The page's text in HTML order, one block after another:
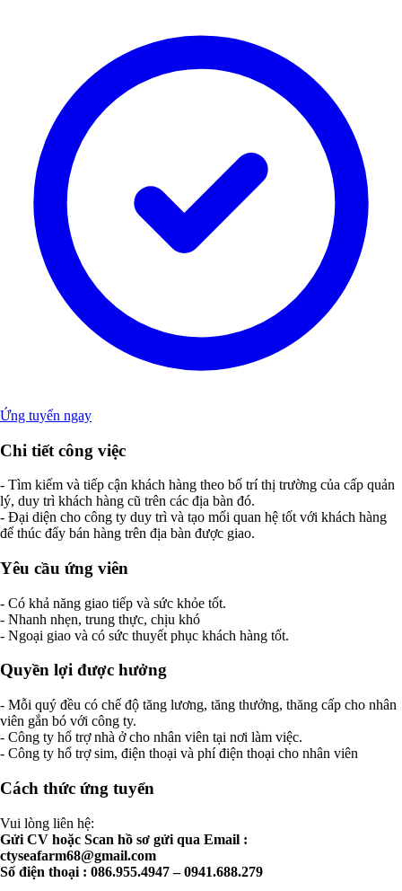
Ứng tuyển ngay
Chi tiết công việc
- Tìm kiếm và tiếp cận khách hàng theo bố trí thị trường của cấp quản
lý, duy trì khách hàng cũ trên các địa bàn đó.
- Đại diện cho công ty duy trì và tạo mối quan hệ tốt với khách hàng
để thúc đẩy bán hàng trên địa bàn được giao.
Yêu cầu ứng viên
- Có khả năng giao tiếp và sức khỏe tốt.
- Nhanh nhẹn, trung thực, chịu khó
- Ngoại giao và có sức thuyết phục khách hàng tốt.
Quyền lợi được hưởng
- Mỗi quý đều có chế độ tăng lương, tăng thưởng, thăng cấp cho nhân
viên gắn bó với công ty.
- Công ty hổ trợ nhà ở cho nhân viên tại nơi làm việc.
- Công ty hổ trợ sim, điện thoại và phí điện thoại cho nhân viên
Cách thức ứng tuyển
Vui lòng liên hệ:
Gửi CV hoặc Scan hồ sơ gửi qua Email :
ctyseafarm68@gmail.com
Số điện thoại : 086.955.4947 – 0941.688.279